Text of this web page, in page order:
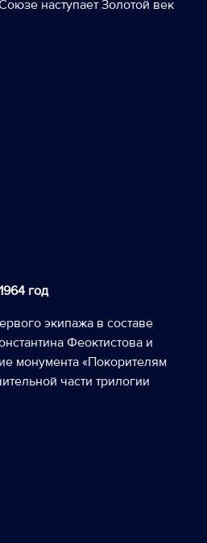
наступает Золотой век
год
экипажа в составе
Феоктистова и
монумента «Покорителям
части трилогии